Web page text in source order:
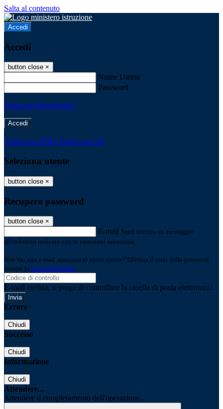
Salta al contenuto
Accedi
Accedi
button close ×
Nome Utente
Password
Password dimenticata?
-
Entra con SPID Entra con CIE
Seleziona utente
button close ×
Recupero password
button close ×
E-mail Verrà inviato un messaggio
all'indirizzo indicato con le istruzioni necessarie.
Non hai una e-mail associata al nome utente? Effettua il reset della password
tramite la Login Spaggiari
E-mail inviata, si prega di controllare la casella di posta elettronica!
Errore
Chiudi
Successo
Chiudi
Informazione
Chiudi
Attendere...
Attendere il completamento dell'operazione...